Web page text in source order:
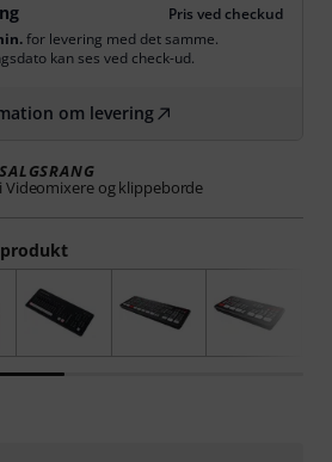
Pris ved checkud
for levering med det samme.
kan ses ved check-ud.
om levering
SALGSRANG
i Videomixere og klippeborde